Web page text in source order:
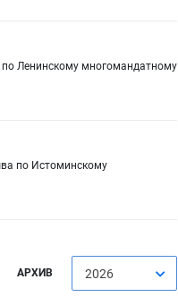
по Ленинскому многомандатному
по Истоминскому
АРХИВ 2026